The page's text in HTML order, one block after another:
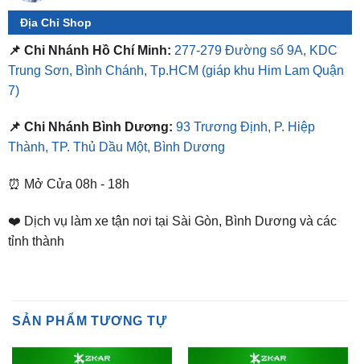
📌 Chi Nhánh Hồ Chí Minh: 277-279 Đường số 9A, KDC
Trung Sơn, Bình Chánh, Tp.HCM
7)
📌 Chi Nhánh Bình Dương:
⏰ Mở Cửa 08h - 18h
❤️ Dịch vụ làm xe tận nơi tại Sài Gòn, Bình Dương và các